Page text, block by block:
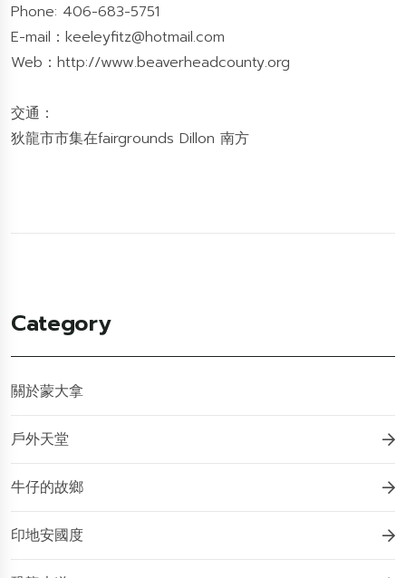
Phone: 406-683-5751
E-mail： keeleyfitz@hotmail.com
Web： http://www.beaverheadcounty.org
交通：
狄龍市市集在fairgrounds Dillon 南方
Category
關於蒙大拿
戶外天堂
牛仔的故鄉
印地安國度